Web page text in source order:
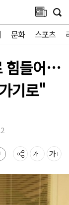
문화 스포츠
힘들어…
기로"